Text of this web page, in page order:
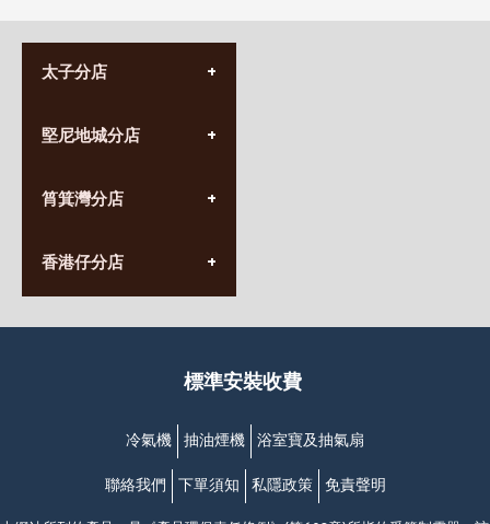
太子分店
營業時間:
九龍太子太子道西141號
堅尼地城分店
營業時間:
香港堅尼地城卑路乍街
(堅尼地城地鐵站B出口)
筲箕灣分店
營業時間:
(10:00am-20:30pm)
香港仔分店
營業時間:
香港香港仔成都道20-28號
(黃竹坑地鐵站轉4M專線小巴)
標準安裝收費
冷氣機 抽油煙機 浴室寶及抽氣扇
聯絡我們 下單須知 私隱政策 免責聲明